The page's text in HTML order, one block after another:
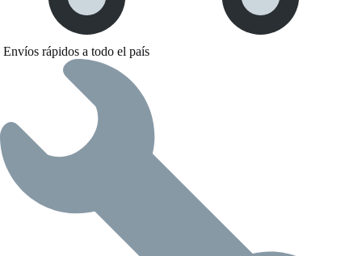
Envíos rápidos a todo el país